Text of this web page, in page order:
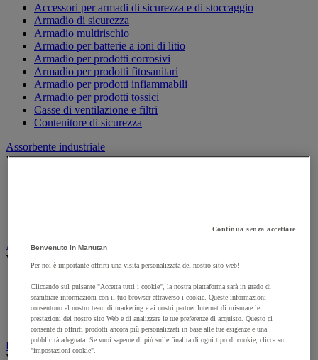
Accessori per armadi di sicurezza e di stoccaggio
Armadio di sicurezza
Armadio multirischio
Armadio per batterie a ioni di litio
Armadio per prodotti corrosivi
Armadio per prodotti fitosanitari
Armadio per prodotti infiammabili
Armadio per prodotti tossici
Casse di ventilazione e filtri
Contenitore di sicurezza
Assorbente industriale
Vedi tutte le categorie
Attrezzatura e mobili per studi medici
Vedi tutte le categorie
Armadietto pronto soccorso
Lettino, paravento e sedia per studi medici
Materiale per diagnosi di medicina generale
Mobili e forniture per studi medici
Badge e timbratura
Continua senza accettare
Benvenuto in Manutan
Per noi è importante offrirti una visita personalizzata del nostro sito web!
Cliccando sul pulsante "Accetta tutti i cookie", la nostra piattaforma sarà in grado di
scambiare informazioni con il tuo browser attraverso i cookie. Queste informazioni
consentono al nostro team di marketing e ai nostri partner Internet di misurare le
prestazioni del nostro sito Web e di analizzare le tue preferenze di acquisto. Questo ci
consente di offrirti prodotti ancora più personalizzati in base alle tue esigenze e una
pubblicità adeguata. Se vuoi saperne di più sulle finalità di ogni tipo di cookie, clicca su
"impostazioni cookie".